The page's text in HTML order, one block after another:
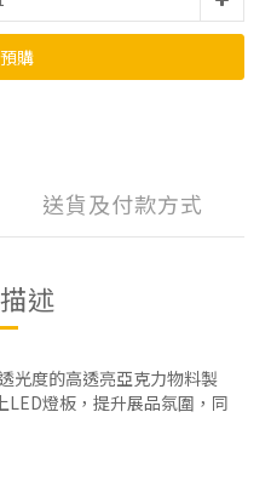
購
送貨及付款方式
述
光度的高透亮亞克力物料製
燈板，提升展品氛圍，同